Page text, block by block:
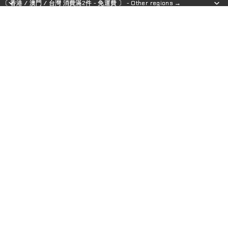
〔 香港 / 澳門 / 台灣 消費滿2件 - 免運費 〕 - Other regions →
〔 香港 / 澳門 / 台灣 消費滿2件 - 免運費 〕 - Other regions →